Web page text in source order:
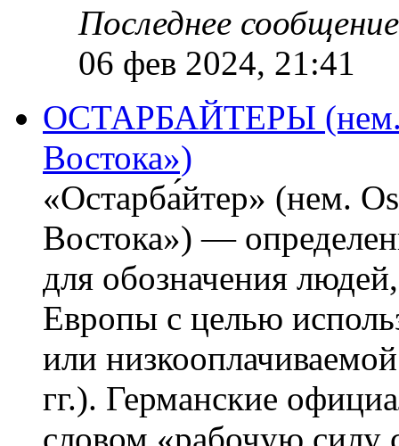
Последнее сообщение
06 фев 2024, 21:41
ОСТАРБАЙТЕРЫ (нем.
Востока»)
«Остарба́йтер» (нем.
Востока») —
для обозначения
Европы с целью
или
гг.). Германские